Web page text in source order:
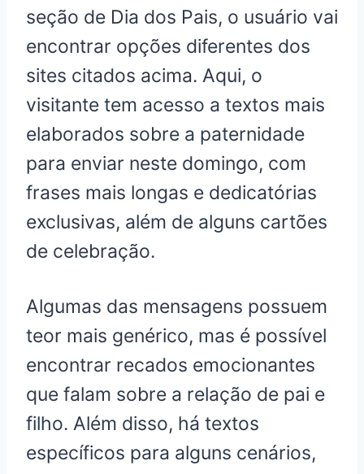
seção de Dia dos Pais, o usuário vai
encontrar opções diferentes dos
sites citados acima. Aqui, o
visitante tem acesso a textos mais
elaborados sobre a paternidade
para enviar neste domingo, com
frases mais longas e dedicatórias
exclusivas, além de alguns cartões
de celebração.
Algumas das mensagens possuem
teor mais genérico, mas é possível
encontrar recados emocionantes
que falam sobre a relação de pai e
filho. Além disso, há textos
específicos para alguns cenários,